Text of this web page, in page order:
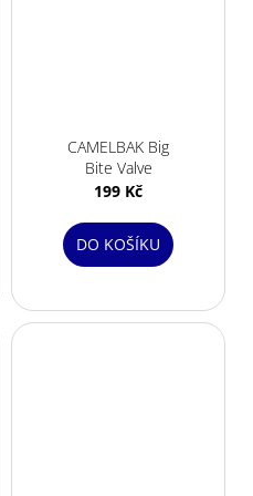
CAMELBAK Big
Bite Valve
199 Kč
DO KOŠÍKU